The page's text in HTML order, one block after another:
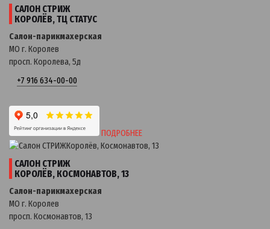
САЛОН СТРИЖ
КОРОЛЁВ, ТЦ СТАТУС
Салон-парикмахерская
МО г. Королев
просп. Королева, 5д
+7 916 634-00-00
ПОДРОБНЕЕ
САЛОН СТРИЖ
КОРОЛЁВ, КОСМОНАВТОВ, 13
Салон-парикмахерская
МО г. Королев
просп. Космонавтов, 13